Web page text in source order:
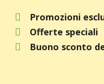
Promozioni
Offerte speciali
Buono sconto